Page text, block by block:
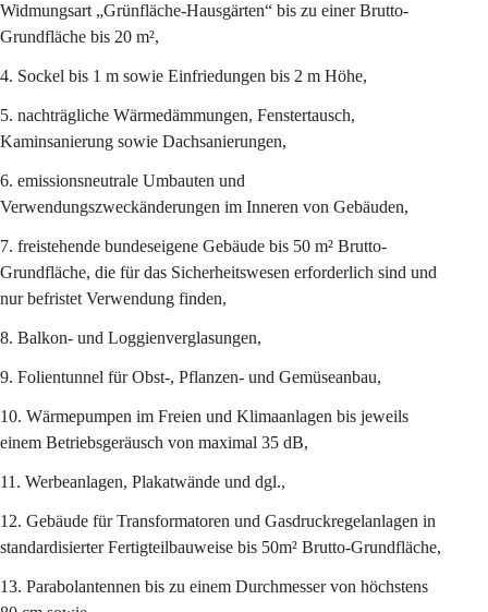
Widmungsart „Grünfläche-Hausgärten“ bis zu einer Brutto-
Grundfläche bis 20 m²,
4. Sockel bis 1 m sowie Einfriedungen bis 2 m Höhe,
5. nachträgliche Wärmedämmungen, Fenstertausch,
Kaminsanierung sowie Dachsanierungen,
6. emissionsneutrale Umbauten und
Verwendungszweckänderungen im Inneren von Gebäuden,
7. freistehende bundeseigene Gebäude bis 50 m² Brutto-
Grundfläche, die für das Sicherheitswesen erforderlich sind und
nur befristet Verwendung finden,
8. Balkon- und Loggienverglasungen,
9. Folientunnel für Obst-, Pflanzen- und Gemüseanbau,
10. Wärmepumpen im Freien und Klimaanlagen bis jeweils
einem Betriebsgeräusch von maximal 35 dB,
11. Werbeanlagen, Plakatwände und dgl.,
12. Gebäude für Transformatoren und Gasdruckregelanlagen in
standardisierter Fertigteilbauweise bis 50m² Brutto-Grundfläche,
13. Parabolantennen bis zu einem Durchmesser von höchstens